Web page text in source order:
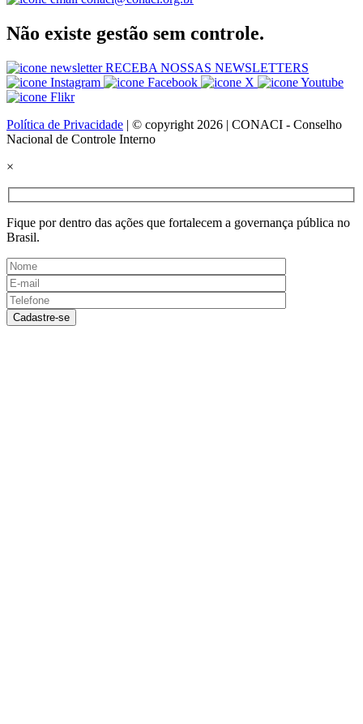
Não existe gestão sem controle.
RECEBA NOSSAS NEWSLETTERS
Política de Privacidade | © copyright 2026 | CONACI - Conselho
Nacional de Controle Interno
×
Fique por dentro das ações que fortalecem a governança pública no
Brasil.